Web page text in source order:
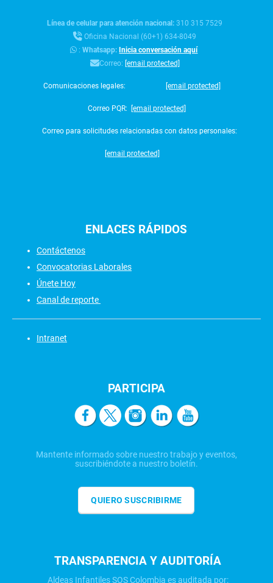
Línea de celular para atención nacional:310 315 7529
Oficina Nacional (60+1) 634-8049
:Whatsapp:Inicia conversación aquí
Correo: [email protected]
Comunicaciones legales: [email protected]
Correo PQR: [email protected]
Correo para solicitudes relacionadas con datos personales:
[email protected]
ENLACES RÁPIDOS
Contáctenos
Convocatorias Laborales
Únete Hoy
Canal de reporte
Intranet
PARTICIPA
Mantente informado sobre nuestro trabajo y eventos,
suscribiéndote a nuestro boletín.
QUIERO SUSCRIBIRME
TRANSPARENCIA Y AUDITORÍA
Aldeas Infantiles SOS Colombia es auditada por: